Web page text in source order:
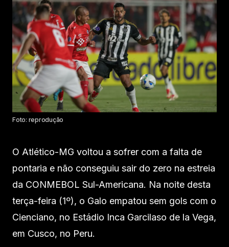
Foto: reprodução
O Atlético-MG voltou a sofrer com a falta de
pontaria e não conseguiu sair do zero na estreia
da CONMEBOL Sul-Americana. Na noite desta
terça-feira (1º), o Galo empatou sem gols com o
Cienciano, no Estádio Inca Garcilaso de la Vega,
em Cusco, no Peru.